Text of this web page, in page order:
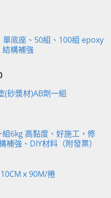
單底座、50組、100組 epoxy
構補強
(砂漿材)AB劑一組
6kg 高黏度、好施工，修
補強、DIY材料（附發票）
ｘ90M/捲